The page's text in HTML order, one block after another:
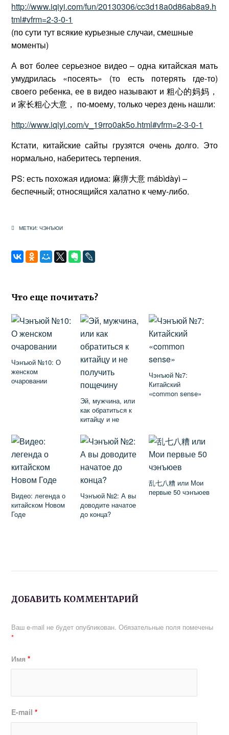
http://www.iqiyi.com/fun/20130306/cc3d18a0d86ab8a9.h
tml#vfrm=2-3-0-1
(по сути тут всякие курьезные случаи, смешные
моменты)
А вот более серьезное видео – одна китайская мать
умудрилась «посеять» (то есть потерять где-то)
своего ребенка, ее в видео называют и 粗心的妈妈，
и 家长粗心大意， по-моему, только через день нашли:
http://www.iqiyi.com/v_19rro0ak5o.html#vfrm=2-3-0-1
Кстати, китайские сайты грузятся очень долго. Это
нормально, наберитесь терпения.
PS: есть похожая идиома: 麻痹大意 mábìdàyì –
беспечный; относящийся халатно к чему-либо.
МЕТКИ:ЧЭНЪЮИ
Что еще почитать?
Чэнъюй №10: О
женском
очаровании
Эй, мужчина, или
как обратиться к
китайцу и не
Чэнъюй №7:
Китайский
«common sense»
Видео: легенда о
китайском Новом
Годе
Чэнъюй №2: А вы
доводите начатое
до конца?
乱七八糟 или Мои
первые 50 чэнъюев
ДОБАВИТЬ КОММЕНТАРИЙ
Ваш e-mail не будет опубликован. Обязательные поля помечены
*
Имя*
E-mail*